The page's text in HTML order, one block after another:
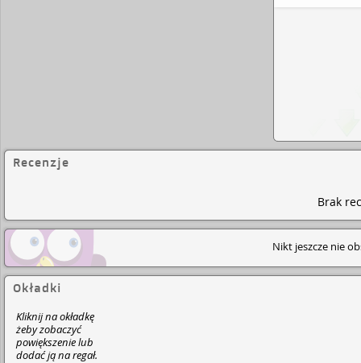
Recenzje
Brak
Nikt jeszcze nie
Okładki
Kliknij na okładkę
żeby zobaczyć
powiększenie lub
dodać ją na regał.